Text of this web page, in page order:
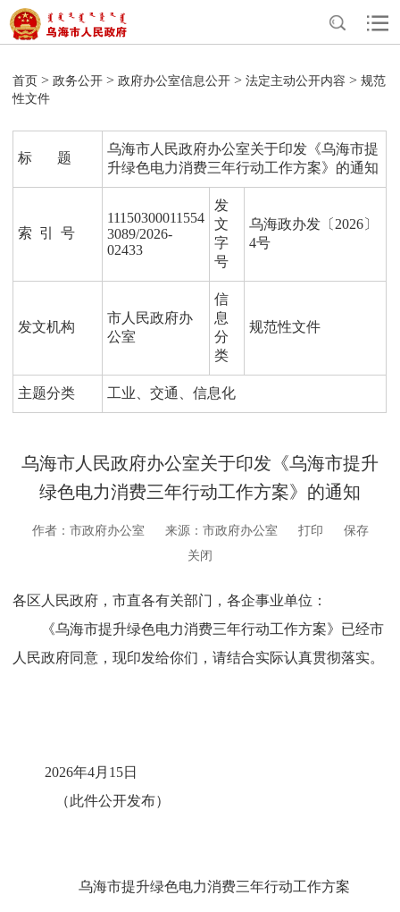
首页 >政务公开 >政府办公室信息公开 >法定主动公开内容 >规范
性文件
标 题
乌海市人民政府办公室关于印发《乌海市提
升绿色电力消费三年行动工作方案》的通知
索 引 号
11150300011554
3089/2026-
02433
发
文
字
号
乌海政办发〔2026〕
4号
发文机构
市人民政府办
公室
信
息
分
类
规范性文件
主题分类 工业、交通、信息化
乌海市人民政府办公室关于印发《乌海市提升
绿色电力消费三年行动工作方案》的通知
作者：市政府办公室 来源：市政府办公室 打印
保存
关闭
各区 人民政府，市直各有关部门，各企事业单位 ：
《乌海市提升绿色电力消费三年行动工作方案》 已经市
人民政府同意，现印发给你们，请结合实际认真贯彻落实。
2026年4月 15日
（此件公开发布）
乌海市提升绿色电力消费三年行动工作方案